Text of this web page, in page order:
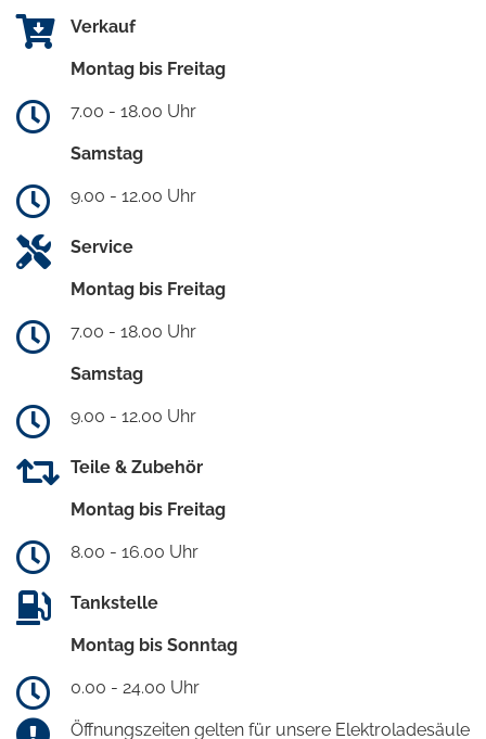
Verkauf
Montag bis Freitag
7.00 - 18.00 Uhr
Samstag
9.00 - 12.00 Uhr
Service
Montag bis Freitag
7.00 - 18.00 Uhr
Samstag
9.00 - 12.00 Uhr
Teile & Zubehör
Montag bis Freitag
8.00 - 16.00 Uhr
Tankstelle
Montag bis Sonntag
0.00 - 24.00 Uhr
Öffnungszeiten gelten für unsere Elektroladesäule